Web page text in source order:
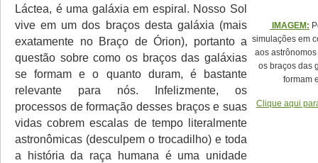
IMAGEM:
simulações em
aos
os braços das
formam
Clique aqui
Láctea, é uma galáxia em espiral. Nosso Sol
vive em um dos braços desta galáxia (mais
exatamente no Braço de Órion), portanto a
questão sobre como os braços das galáxias
se formam e o quanto duram, é bastante
relevante para nós. Infelizmente, os
processos de formação desses braços e suas
vidas cobrem escalas de tempo literalmente
astronômicas (desculpem o trocadilho) e toda
a história da raça humana é uma unidade